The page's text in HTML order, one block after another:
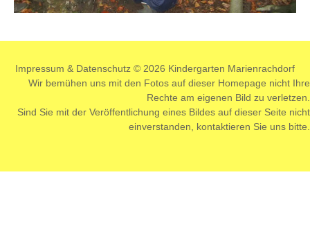
Impressum & Datenschutz © 2026 Kindergarten Marienrachdorf
Wir bemühen uns mit den Fotos auf dieser Homepage nicht Ihre
Rechte am eigenen Bild zu verletzen.
Sind Sie mit der Veröffentlichung eines Bildes auf dieser Seite nicht
einverstanden, kontaktieren Sie uns bitte.